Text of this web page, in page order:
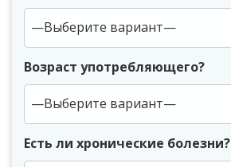
Возраст употребляющего?
Есть ли хронические болезни?